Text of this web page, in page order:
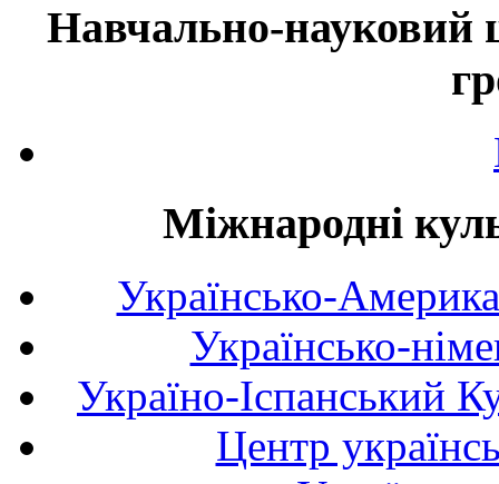
Навчально-науковий
Міжнародні
Українсько-
Українсько-
Україно-Іспанський
Центр